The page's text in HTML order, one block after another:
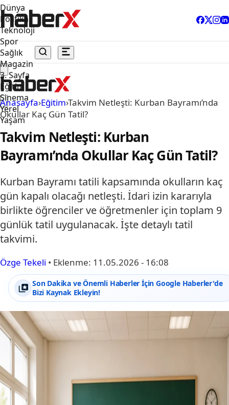
Dünya
Politika
Teknoloji
Spor
Sağlık
Magazin
3. Sayfa
Eğitim
Sinema
Yerel
Yaşam
Anasayfa›Eğitim›Takvim Netleşti: Kurban Bayramı’nda
Okullar Kaç Gün Tatil?
Takvim Netleşti: Kurban
Bayramı’nda Okullar Kaç Gün Tatil?
Kurban Bayramı tatili kapsamında okulların kaç
gün kapalı olacağı netleşti. İdari izin kararıyla
birlikte öğrenciler ve öğretmenler için toplam 9
günlük tatil uygulanacak. İşte detaylı tatil
takvimi.
Özge Tekeli • Eklenme: 11.05.2026 - 16:08
Son Dakika ve Önemli Haberler İçin Google Haberler'de
Bizi Kaynak Ekleyin!